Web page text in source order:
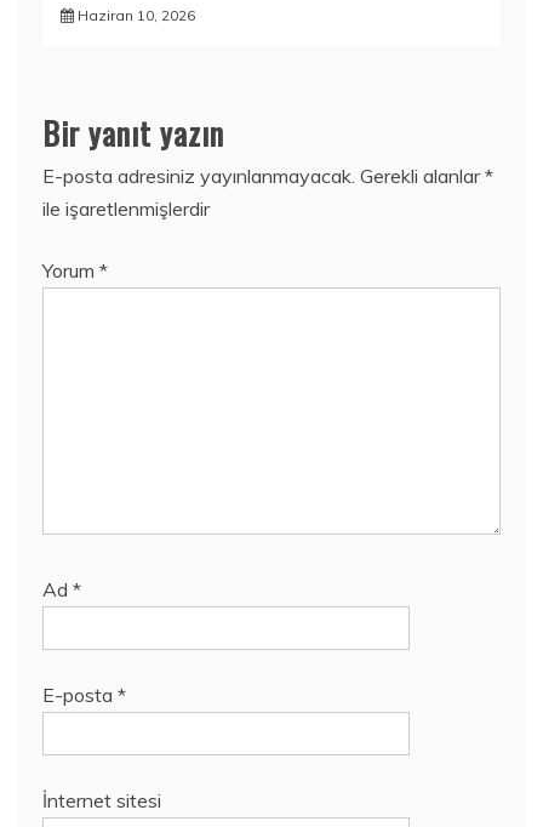
Haziran 10, 2026
Bir yanıt yazın
E-posta adresiniz yayınlanmayacak. Gerekli alanlar*
ile işaretlenmişlerdir
Yorum *
Ad *
E-posta *
İnternet sitesi